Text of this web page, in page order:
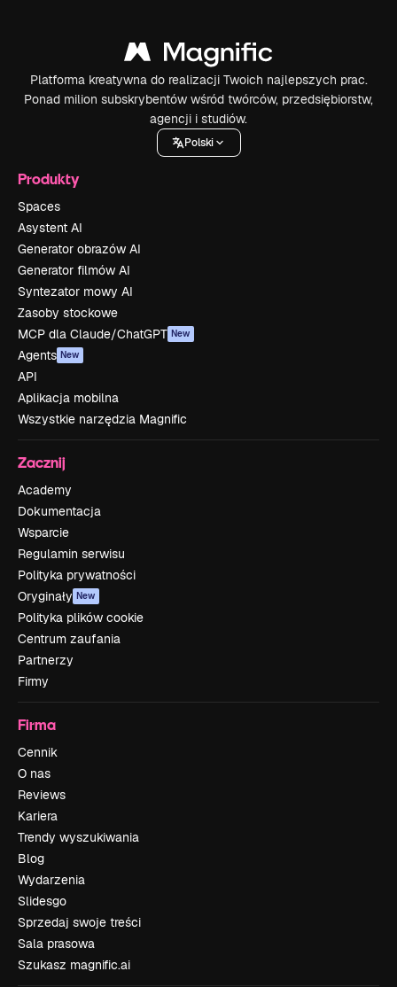
Platforma kreatywna do realizacji Twoich najlepszych prac.
Ponad milion subskrybentów wśród twórców, przedsiębiorstw,
agencji i studiów.
Polski
Produkty
Spaces
Asystent AI
Generator obrazów AI
Generator filmów AI
Syntezator mowy AI
Zasoby stockowe
MCP dla Claude/ChatGPT New
Agents New
API
Aplikacja mobilna
Wszystkie narzędzia Magnific
Zacznij
Academy
Dokumentacja
Wsparcie
Regulamin serwisu
Polityka prywatności
Oryginały New
Polityka plików cookie
Centrum zaufania
Partnerzy
Firmy
Firma
Cennik
O nas
Reviews
Kariera
Trendy wyszukiwania
Blog
Wydarzenia
Slidesgo
Sprzedaj swoje treści
Sala prasowa
Szukasz magnific.ai